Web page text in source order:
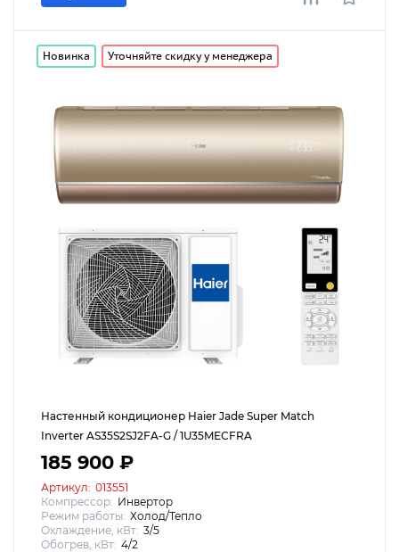
Новинка Уточняйте скидку у менеджера
Настенный кондиционер Haier Jade Super Match
Inverter AS35S2SJ2FA-G / 1U35MECFRA
185 900 ₽
Артикул: 013551
Компрессор: Инвертор
Режим работы: Холод/Тепло
Охлаждение, кВт: 3/5
Обогрев, кВт: 4/2